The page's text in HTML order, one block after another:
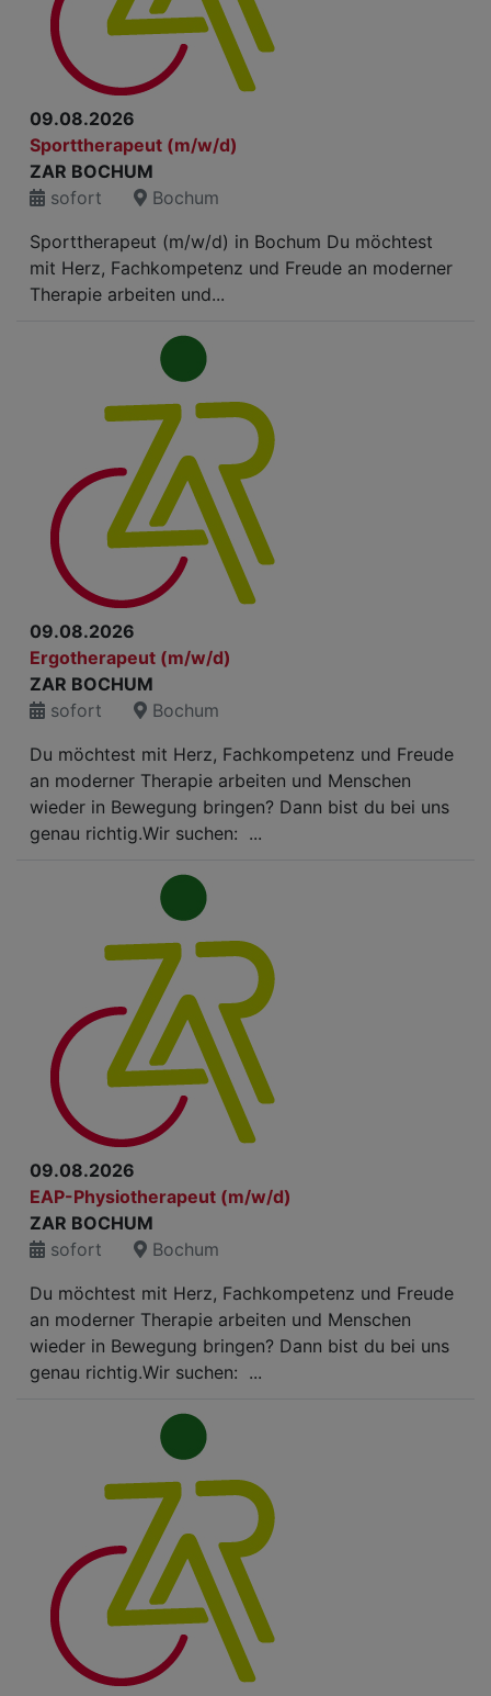
09.08.2026
Sporttherapeut (m/w/d)
ZAR BOCHUM
sofort
Bochum
Sporttherapeut (m/w/d) in Bochum Du möchtest
mit Herz, Fachkompetenz und Freude an moderner
Therapie arbeiten und...
09.08.2026
Ergotherapeut (m/w/d)
ZAR BOCHUM
sofort
Bochum
Du möchtest mit Herz, Fachkompetenz und Freude
an moderner Therapie arbeiten und Menschen
wieder in Bewegung bringen? Dann bist du bei uns
genau richtig.Wir suchen: ...
09.08.2026
EAP-Physiotherapeut (m/w/d)
ZAR BOCHUM
sofort
Bochum
Du möchtest mit Herz, Fachkompetenz und Freude
an moderner Therapie arbeiten und Menschen
wieder in Bewegung bringen? Dann bist du bei uns
genau richtig.Wir suchen: ...